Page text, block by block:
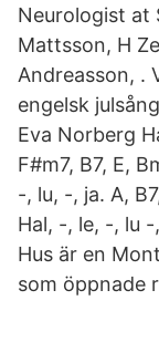
Neurologist at
Mattsson, H
Andreasson, .
engelsk
Eva Norberg
F#m7, B7, E,
-, lu, -, ja. A,
Hal, -, le, -, lu
Hus är en
som öppnade